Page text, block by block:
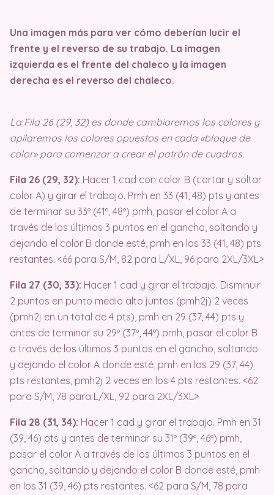
Una imagen más para ver cómo deberían lucir el
frente y el reverso de su trabajo. La imagen
izquierda es el frente del chaleco y la imagen
derecha es el reverso del chaleco.
La Fila 26 (29, 32) es donde cambiaremos los colores y
apilaremos los colores opuestos en cada «bloque de
color» para comenzar a crear el patrón de cuadros.
Fila 26 (29, 32): Hacer 1 cad con color B (cortar y soltar
color A) y girar el trabajo. Pmh en 33 (41, 48) pts y antes
de terminar su 33º (41º, 48º) pmh, pasar el color A a
través de los últimos 3 puntos en el gancho, soltando y
dejando el color B donde esté, pmh en los 33 (41, 48) pts
restantes. <66 para S/M, 82 para L/XL, 96 para 2XL/3XL>
Fila 27 (30, 33): Hacer 1 cad y girar el trabajo. Disminuir
2 puntos en punto medio alto juntos (pmh2j) 2 veces
(pmh2j en un total de 4 pts), pmh en 29 (37, 44) pts y
antes de terminar su 29º (37º, 44º) pmh, pasar el color B
a través de los últimos 3 puntos en el gancho, soltando
y dejando el color A donde esté, pmh en los 29 (37, 44)
pts restantes, pmh2j 2 veces en los 4 pts restantes. <62
para S/M, 78 para L/XL, 92 para 2XL/3XL>
Fila 28 (31, 34): Hacer 1 cad y girar el trabajo. Pmh en 31
(39, 46) pts y antes de terminar su 31º (39º, 46º) pmh,
pasar el color A a través de los últimos 3 puntos en el
gancho, soltando y dejando el color B donde esté, pmh
en los 31 (39, 46) pts restantes. <62 para S/M, 78 para